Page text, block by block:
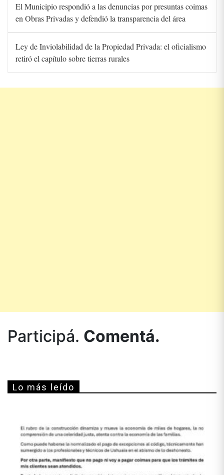
El Municipio respondió a las denuncias por presuntas coimas
en Obras Privadas y defendió la transparencia del área
Ley de Inviolabilidad de la Propiedad Privada: el oficialismo
retiró el capítulo sobre tierras rurales
Participá. Comentá.
Lo más leído